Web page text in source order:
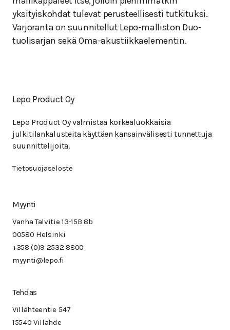
yksityiskohdat tulevat perusteellisesti tutkituksi.
Varjoranta on suunnitellut Lepo-malliston Duo-
tuolisarjan sekä Oma-akustiikkaelementin.
Lepo Product Oy
Lepo Product Oy valmistaa korkealuokkaisia
julkitilankalusteita käyttäen kansainvälisesti tunnettuja
suunnittelijoita.
Tietosuojaseloste
Myynti
Vanha Talvitie 13-15B 8b
00580 Helsinki
+358 (0)9 2532 8800
myynti@lepo.fi
Tehdas
Villähteentie 547
15540 Villähde